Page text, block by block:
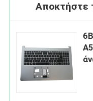
Αποκτήστε